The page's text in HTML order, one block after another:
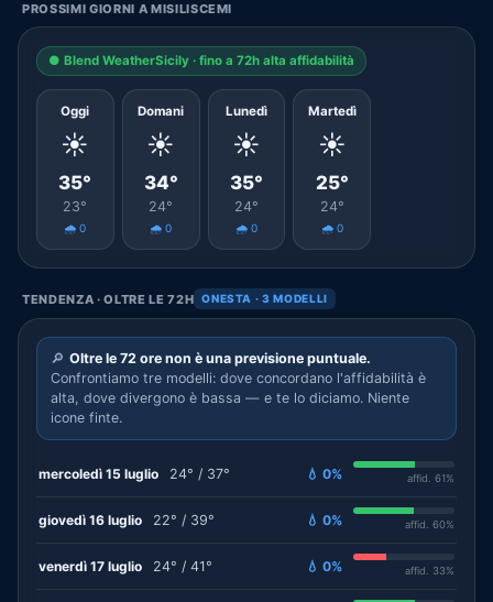
PROSSIMI GIORNI A MISILISCEMI
● Blend WeatherSicily · fino a 72h alta affidabilità
Oggi
☀️
35°
23°
🌧️ 0
Domani
☀️
34°
24°
🌧️ 0
Lunedì
☀️
35°
24°
🌧️ 0
Martedì
☀️
25°
24°
🌧️ 0
TENDENZA · OLTRE LE 72H ONESTA · 3 MODELLI
🔎 Oltre le 72 ore non è una previsione puntuale.
Confrontiamo tre modelli: dove concordano l'affidabilità è
alta, dove divergono è bassa — e te lo diciamo. Niente
icone finte.
mercoledì 15 luglio 24° / 37° 💧 0% affid. 61%
giovedì 16 luglio 22° / 39° 💧 0% affid. 60%
venerdì 17 luglio 24° / 41° 💧 0% affid. 33%